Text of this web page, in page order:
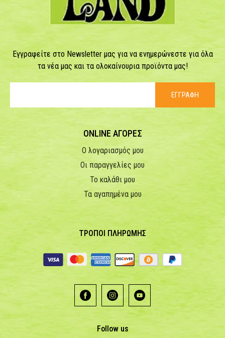
Εγγραφείτε στο Newsletter μας για να ενημερώνεστε για όλα
τα νέα μας και τα ολοκαίνουρια προϊόντα μας!
ΕΓΓΡΑΦΗ
ONLINE ΑΓΟΡΕΣ
Ο λογαριασμός μου
Οι παραγγελίες μου
Το καλάθι μου
Τα αγαπημένα μου
ΤΡΟΠΟΙ ΠΛΗΡΩΜΗΣ
Follow us